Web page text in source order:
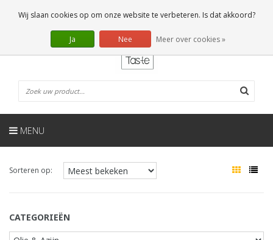
0 Artikelen
NL
MENU
Sorteren op:
CATEGORIEËN
Wij slaan cookies op om onze website te verbeteren. Is dat akkoord?
Ja Nee Meer over cookies »